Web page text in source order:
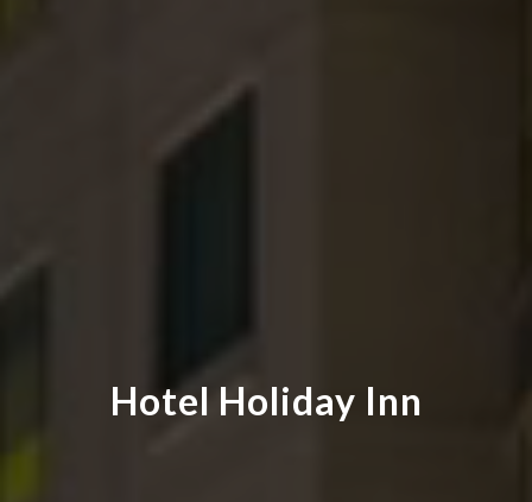
Hotel Holiday Inn